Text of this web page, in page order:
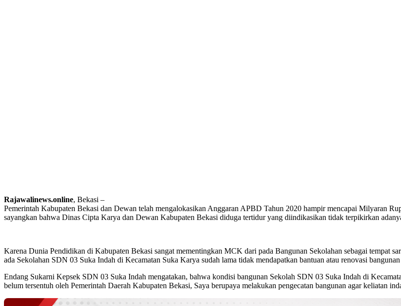
Rajawalinews.online, Bekasi –
Pemerintah Kabupaten Bekasi dan Dewan telah mengalokasikan Anggaran APBD Tahun 2020 hampir mencapai Milyaran
sayangkan bahwa Dinas Cipta Karya dan Dewan Kabupaten Bekasi diduga tertidur yang diindikasikan tidak terpikirkan
Karena Dunia Pendidikan di Kabupaten Bekasi sangat mementingkan MCK dari pada Bangunan Sekolahan sebagai tempat
ada Sekolahan SDN 03 Suka Indah di Kecamatan Suka Karya sudah lama tidak mendapatkan bantuan atau renovasi
Endang Sukarni Kepsek SDN 03 Suka Indah mengatakan, bahwa kondisi bangunan Sekolah SDN 03 Suka Indah di
belum tersentuh oleh Pemerintah Daerah Kabupaten Bekasi, Saya berupaya melakukan pengecatan bangunan agar keliatan